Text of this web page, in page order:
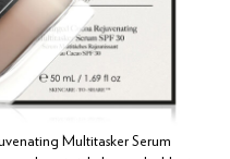
Multitasker Serum